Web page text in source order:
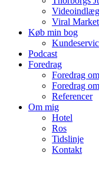
Videoindlæg
Viral
Køb min bog
Podcast
Foredrag
Foredrag
Foredrag
Referencer
Om mig
Hotel
Ros
Tidslinje
Kontakt